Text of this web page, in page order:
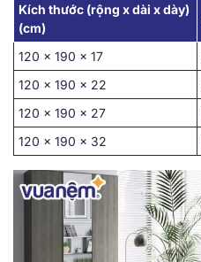
Kích thước (rộng x dài x dày)
(cm)
120 x 190 x 17
120 x 190 x 22
120 x 190 x 27
120 x 190 x 32